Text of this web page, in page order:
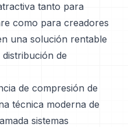
tanto para
como para creadores
una solución rentable
de
de compresión de
técnica moderna de
sistemas